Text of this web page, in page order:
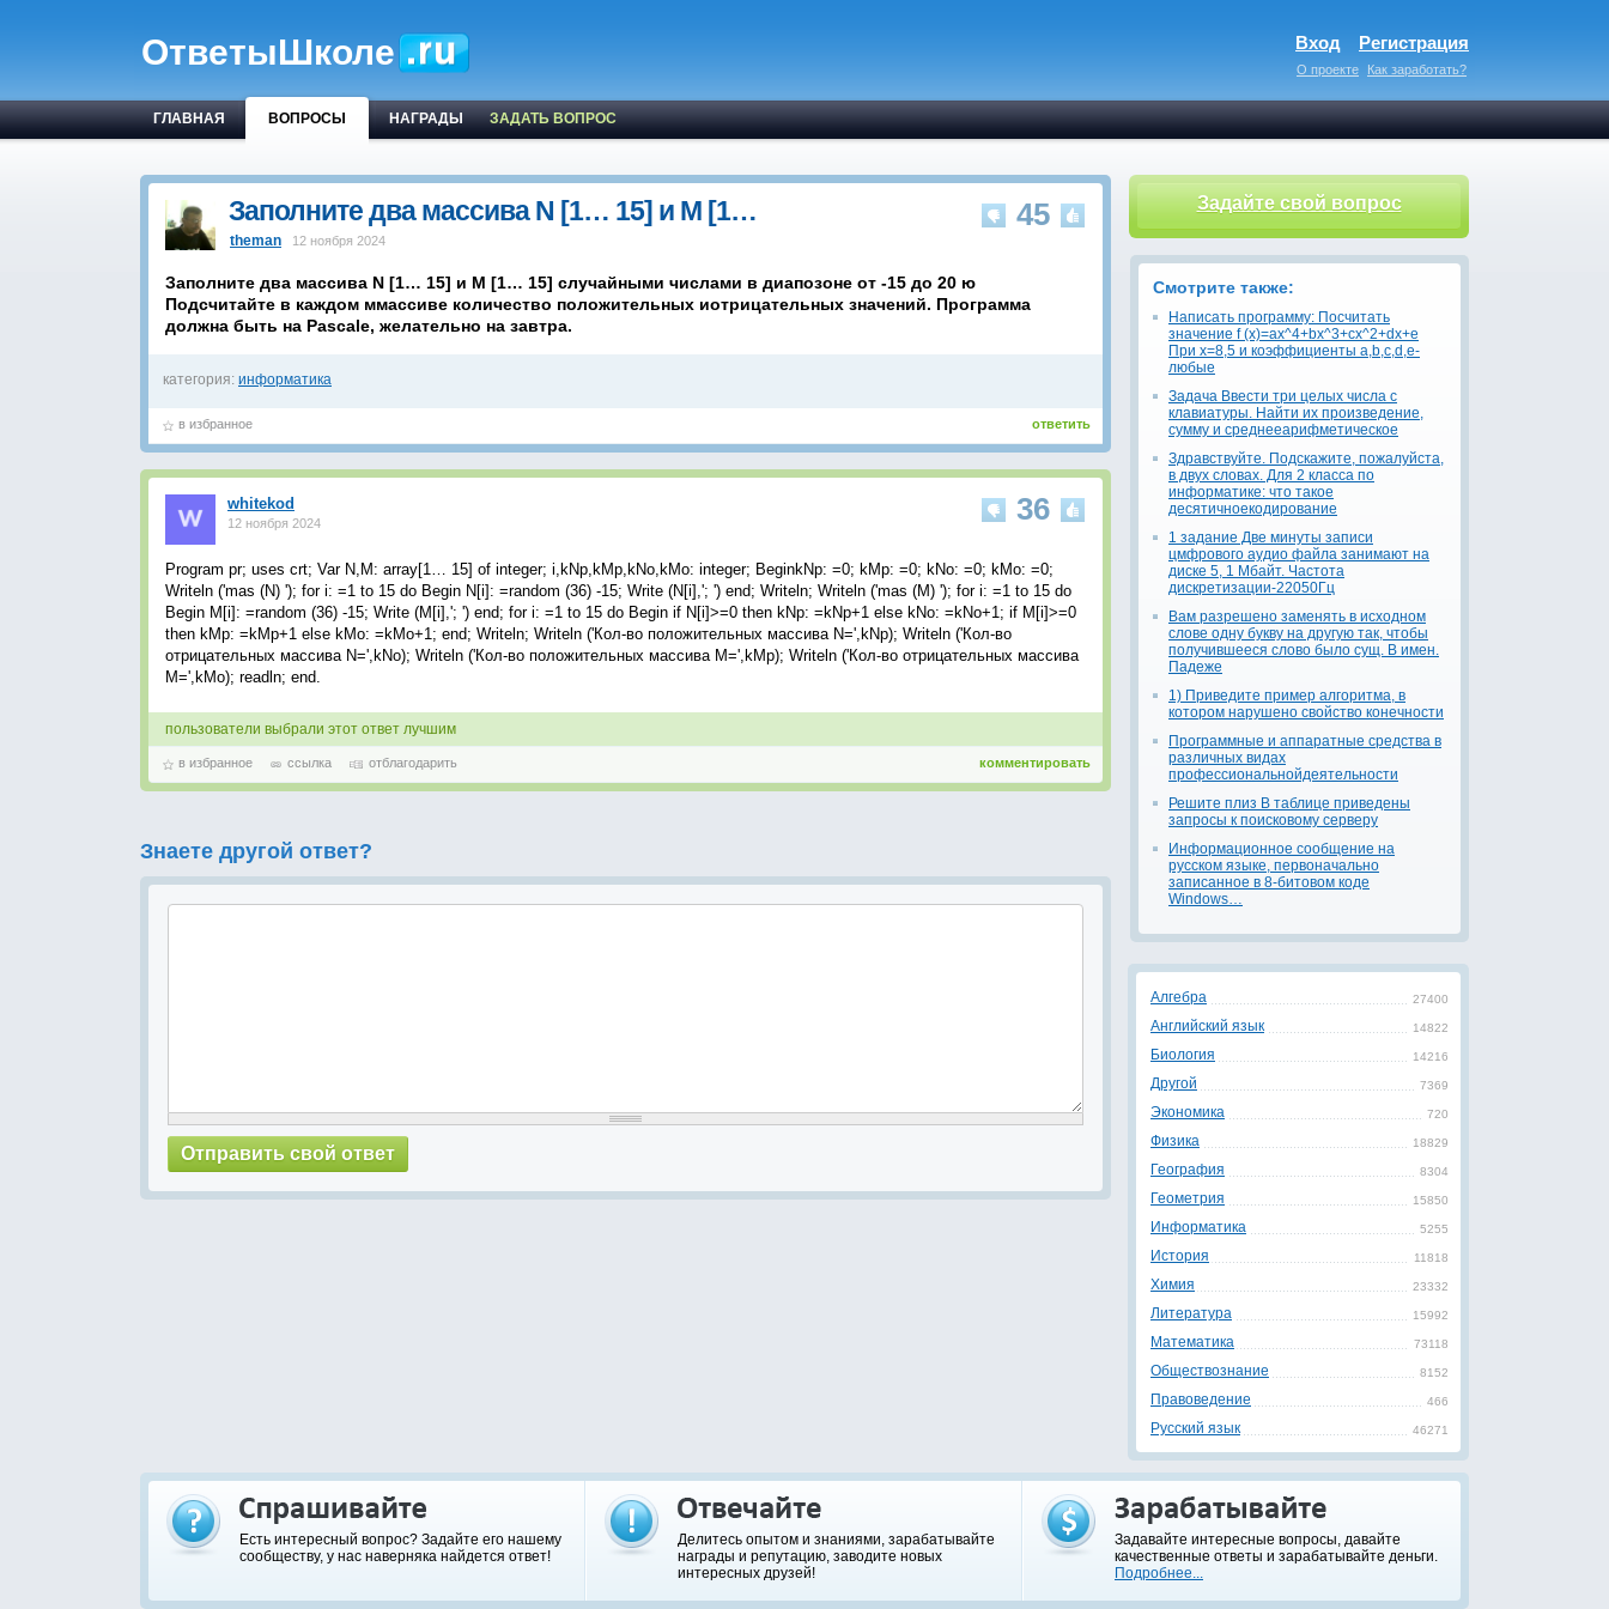
ОтветыШколе Вход Регистрация
О проекте Как заработать?
ГЛАВНАЯ ВОПРОСЫ НАГРАДЫ ЗАДАТЬ ВОПРОС
45
Заполните два массива N [1… 15] и M [1…
theman 12 ноября 2024
Заполните два массива N [1… 15] и M [1… 15] случайными числами в диапозоне от -15 до 20 ю
Подсчитайте в каждом ммассиве количество положительных иотрицательных значений. Программа
должна быть на Pascale, желательно на завтра.
категория: информатика
ответить
в избранное
36
whitekod
12 ноября 2024
Program pr; uses crt; Var N,M: array[1… 15] of integer; i,kNp,kMp,kNo,kMo: integer; BeginkNp: =0; kMp: =0; kNo: =0; kMo: =0;
Writeln ('mas (N) '); for i: =1 to 15 do Begin N[i]: =random (36) -15; Write (N[i],'; ') end; Writeln; Writeln ('mas (M) '); for i: =1 to 15 do
Begin M[i]: =random (36) -15; Write (M[i],'; ') end; for i: =1 to 15 do Begin if N[i]>=0 then kNp: =kNp+1 else kNo: =kNo+1; if M[i]>=0
then kMp: =kMp+1 else kMo: =kMo+1; end; Writeln; Writeln ('Кол-во положительных массива N=',kNp); Writeln ('Кол-во
отрицательных массива N=',kNo); Writeln ('Кол-во положительных массива M=',kMp); Writeln ('Кол-во отрицательных массива
M=',kMo); readln; end.
пользователи выбрали этот ответ лучшим
комментировать
в избранное ссылка отблагодарить
Знаете другой ответ?
Задайте свой вопрос
Смотрите также:
Написать программу: Посчитать
значение f (x)=ax^4+bx^3+cx^2+dx+e
При x=8,5 и коэффициенты a,b,c,d,e-
любые
Задача Ввести три целых числа с
клавиатуры. Найти их произведение,
сумму и среднееарифметическое
Здравствуйте. Подскажите, пожалуйста,
в двух словах. Для 2 класса по
информатике: что такое
десятичноекодирование
1 задание Две минуты записи
цмфрового аудио файла занимают на
диске 5, 1 Мбайт. Частота
дискретизации-22050Гц
Вам разрешено заменять в исходном
слове одну букву на другую так, чтобы
получившееся слово было сущ. В имен.
Падеже
1) Приведите пример алгоритма, в
котором нарушено свойство конечности
Программные и аппаратные средства в
различных видах
профессиональнойдеятельности
Решите плиз В таблице приведены
запросы к поисковому серверу
Информационное сообщение на
русском языке, первоначально
записанное в 8-битовом коде
Windows…
27400
Алгебра
14822
Английский язык
14216
Биология
7369
Другой
720
Экономика
18829
Физика
8304
География
15850
Геометрия
5255
Информатика
11818
История
23332
Химия
15992
Литература
73118
Математика
8152
Обществознание
466
Правоведение
46271
Русский язык
Есть интересный вопрос? Задайте его нашему
сообществу, у нас наверняка найдется ответ!
Делитесь опытом и знаниями, зарабатывайте
награды и репутацию, заводите новых
интересных друзей!
Задавайте интересные вопросы, давайте
качественные ответы и зарабатывайте деньги.
Подробнее...